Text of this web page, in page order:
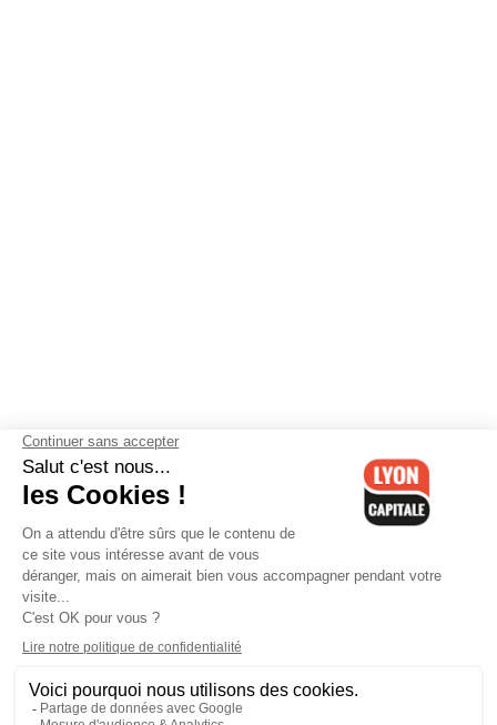
Contactez-nous-Mentions légales-CGV-Politique de